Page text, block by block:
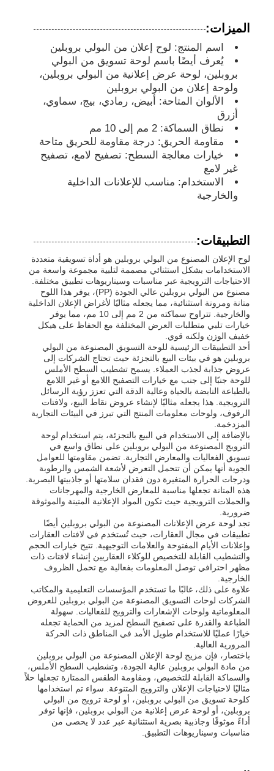
لوحة إعلانية من البولي بروبلين
صفائح بلاستيكية من البولي بروبيلين
مجلس PPS
ورق البولي بروبيلين المقاوم للنار
لوح بناء مجوف من البولي بروبلين
صفائح البولي بروبيلين
أنابيب بي بي
أدوات أنابيب البولي بروبيلين
الميزات:
اسم المنتج: لوح إعلان من البولي بروبلين
يُعرف أيضًا باسم لوحة تسويق من البولي
بروبلين، لوحة عرض إعلانية من البولي بروبلين،
ولوحة إعلان من البولي بروبلين
الألوان المتاحة: أبيض، رمادي، بيج، سماوي،
أزرق
نطاق السماكة: 2 مم إلى 10 مم
مقاومة الحريق: درجة مقاومة للحريق متاحة
خيارات معالجة السطح: تصفيح لامع، تصفيح
غير لامع
الاستخدام: مناسب للإعلانات الداخلية
والخارجية
التطبيقات:
لوح الإعلان المصنوع من البولي بروبلين هو أداة تسويقية متعددة
الاستخدامات بشكل استثنائي مصممة لتلبية مجموعة واسعة من
الاحتياجات الترويجية عبر مناسبات وسيناريوهات تطبيق مختلفة.
مصنوع من البولي بروبلين عالي الجودة (PP)، يوفر هذا اللوح
متانة ومرونة استثنائية، مما يجعله مثاليًا لأغراض الإعلان الداخلية
والخارجية. تتراوح سماكته من 2 مم إلى 10 مم، مما يوفر
خيارات تلبي متطلبات العرض المختلفة مع الحفاظ على هيكل
خفيف الوزن ولكنه قوي.
أحد التطبيقات الرئيسية للوحة التسويق المصنوعة من البولي
بروبلين هو في بيئات البيع بالتجزئة حيث تحتاج الشركات إلى
عروض جذابة لجذب العملاء. يسمح تشطيب السطح الأملس
للوحة جنبًا إلى جنب مع خيارات التصفيح اللامع أو غير اللامع
بالطباعة النابضة بالحياة وعالية الدقة التي تعزز رؤية الرسائل
الترويجية. هذا يجعله مثاليًا لإنشاء عروض نقاط البيع، ولافتات
الرفوف، ولوحات معلومات المنتج التي تبرز في البيئات التجارية
المزدخمة.
بالإضافة إلى الاستخدام في البيع بالتجزئة، يتم استخدام لوحة
الترويج المصنوعة من البولي بروبلين على نطاق واسع في
تسويق الفعاليات والمعارض التجارية. تضمن مقاومتها للعوامل
الجوية أنها يمكن أن تتحمل التعرض لأشعة الشمس والرطوبة
ودرجات الحرارة المتغيرة دون فقدان سلامتها أو جاذبيتها البصرية.
هذه المتانة تجعلها مناسبة للمعارض الخارجية والمهرجانات
والحملات الترويجية حيث تكون المواد الإعلانية المتينة والموثوقة
ضرورية.
تجد لوحة عرض الإعلانات المصنوعة من البولي بروبلين أيضًا
تطبيقات في مجال العقارات، حيث تُستخدم في لافتات العقارات
وإعلانات الأيام المفتوحة والعلامات التوجيهية. تتيح خيارات الحجم
والتشطيب القابلة للتخصيص للوكلاء العقاريين إنشاء لافتات ذات
مظهر احترافي توصل المعلومات بفعالية مع تحمل الظروف
الخارجية.
علاوة على ذلك، غالبًا ما تستخدم المؤسسات التعليمية والمكاتب
الشركات لوحات التسويق المصنوعة من البولي بروبلين للعروض
المعلوماتية ولوحات الإشعارات والترويج للفعاليات. سهولة
الطباعة والقدرة على تصفيح السطح لمزيد من الحماية تجعله
خيارًا عمليًا للاستخدام طويل الأمد في المناطق ذات الحركة
المرورية العالية.
باختصار، فإن مزيج لوحة الإعلان المصنوعة من البولي بروبلين
من مادة البولي بروبلين عالية الجودة، وتشطيب السطح الأملس،
والسماكة القابلة للتخصيص، ومقاومة الطقس الممتازة تجعلها حلاً
مثاليًا لاحتياجات الإعلان والترويج المتنوعة. سواء تم استخدامها
كلوحة تسويق من البولي بروبلين، أو لوحة ترويج من البولي
بروبلين، أو لوحة عرض إعلانية من البولي بروبلين، فإنها توفر
أداءً موثوقًا وجاذبية بصرية استثنائية عبر عدد لا يحصى من
مناسبات وسيناريوهات التطبيق.